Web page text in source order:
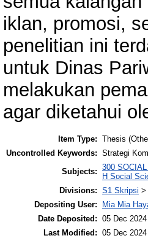
iklan, promosi,
penelitian ini
untuk Dinas
melakukan
agar diketahui
Item Type: Thesis
Uncontrolled Keywords: Strategi
Subjects: 300
H Social
Divisions: S1 Skripsi >
Depositing User:
Mia Mia
Date Deposited: 05 Dec
Last Modified: 05 Dec